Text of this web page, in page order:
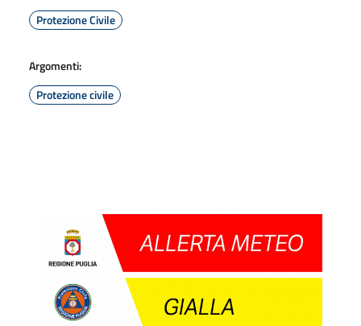
Protezione Civile
Argomenti:
Protezione civile